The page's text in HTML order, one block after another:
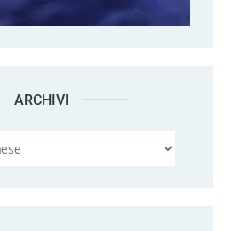
ARCHIVI Archivi